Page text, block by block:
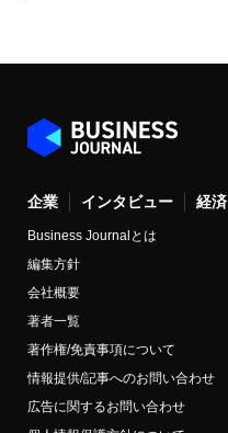
企業 インタビュー 経済
Business Journalとは
編集方針
会社概要
著者一覧
著作権/免責事項について
情報提供/記事へのお問い合わせ
広告に関するお問い合わせ